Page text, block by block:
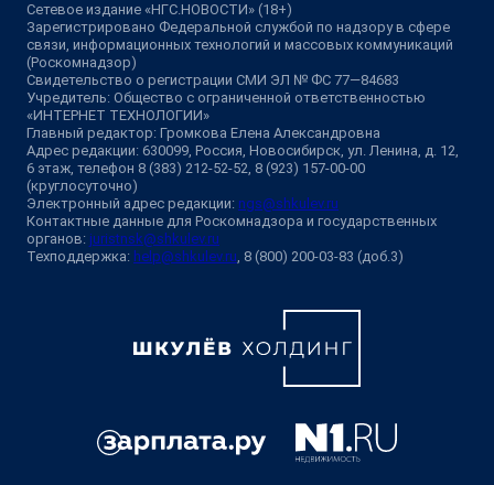
Сетевое издание «НГС.НОВОСТИ» (18+)
Зарегистрировано Федеральной службой по надзору в сфере
связи, информационных технологий и массовых коммуникаций
(Роскомнадзор)
Свидетельство о регистрации СМИ ЭЛ № ФС 77—84683
Учредитель: Общество с ограниченной ответственностью
«ИНТЕРНЕТ ТЕХНОЛОГИИ»
Главный редактор: Громкова Елена Александровна
Адрес редакции: 630099, Россия, Новосибирск, ул. Ленина, д. 12,
6 этаж, телефон 8 (383) 212-52-52, 8 (923) 157-00-00
(круглосуточно)
Электронный адрес редакции: ngs@shkulev.ru
Контактные данные для Роскомнадзора и государственных
органов: juristnsk@shkulev.ru
Техподдержка: help@shkulev.ru, 8 (800) 200-03-83 (доб.3)